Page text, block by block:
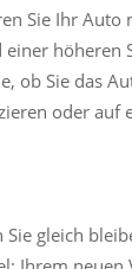
Sie Ihr Auto
höheren
ob Sie das
oder auf
Sie gleich